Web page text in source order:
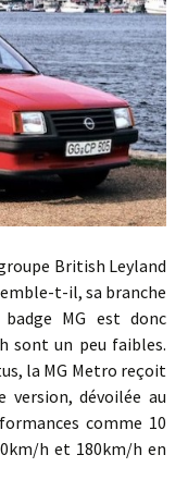
British Leyland
t-il, sa branche
MG est donc
sont un peu faibles.
la MG Metro reçoit
version, dévoilée au
comme 10
h et 180km/h en